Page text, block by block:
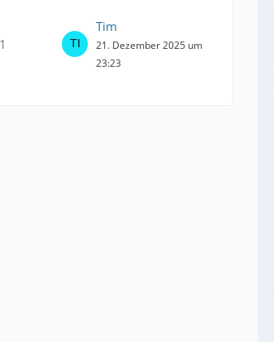
1
Tim
21. Dezember 2025 um
23:23